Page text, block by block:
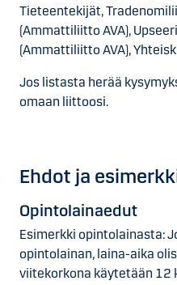
Tieteentekijät,
(Ammattiliitto AVA),
(Ammattiliitto AVA),
Jos listasta herää
omaan liittoosi.
Ehdot ja
Opintolainaedut
Esimerkki opintolainasta:
opintolainan, laina-aika
viitekorkona käytetään 12